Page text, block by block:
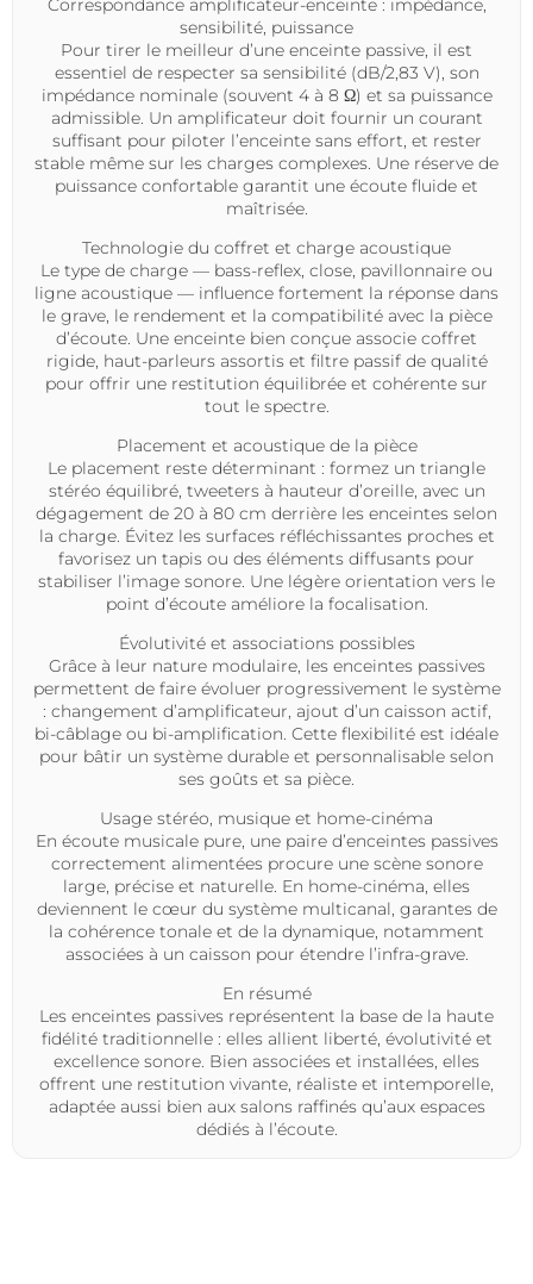
Correspondance amplificateur-enceinte : impédance,
sensibilité, puissance
Pour tirer le meilleur d’une enceinte passive, il est
essentiel de respecter sa sensibilité (dB/2,83 V), son
impédance nominale (souvent 4 à 8 Ω) et sa puissance
admissible. Un amplificateur doit fournir un courant
suffisant pour piloter l’enceinte sans effort, et rester
stable même sur les charges complexes. Une réserve de
puissance confortable garantit une écoute fluide et
maîtrisée.
Technologie du coffret et charge acoustique
Le type de charge — bass-reflex, close, pavillonnaire ou
ligne acoustique — influence fortement la réponse dans
le grave, le rendement et la compatibilité avec la pièce
d’écoute. Une enceinte bien conçue associe coffret
rigide, haut-parleurs assortis et filtre passif de qualité
pour offrir une restitution équilibrée et cohérente sur
tout le spectre.
Placement et acoustique de la pièce
Le placement reste déterminant : formez un triangle
stéréo équilibré, tweeters à hauteur d’oreille, avec un
dégagement de 20 à 80 cm derrière les enceintes selon
la charge. Évitez les surfaces réfléchissantes proches et
favorisez un tapis ou des éléments diffusants pour
stabiliser l’image sonore. Une légère orientation vers le
point d’écoute améliore la focalisation.
Évolutivité et associations possibles
Grâce à leur nature modulaire, les enceintes passives
permettent de faire évoluer progressivement le système
: changement d’amplificateur, ajout d’un caisson actif,
bi-câblage ou bi-amplification. Cette flexibilité est idéale
pour bâtir un système durable et personnalisable selon
ses goûts et sa pièce.
Usage stéréo, musique et home-cinéma
En écoute musicale pure, une paire d’enceintes passives
correctement alimentées procure une scène sonore
large, précise et naturelle. En home-cinéma, elles
deviennent le cœur du système multicanal, garantes de
la cohérence tonale et de la dynamique, notamment
associées à un caisson pour étendre l’infra-grave.
En résumé
Les enceintes passives représentent la base de la haute
fidélité traditionnelle : elles allient liberté, évolutivité et
excellence sonore. Bien associées et installées, elles
offrent une restitution vivante, réaliste et intemporelle,
adaptée aussi bien aux salons raffinés qu’aux espaces
dédiés à l’écoute.